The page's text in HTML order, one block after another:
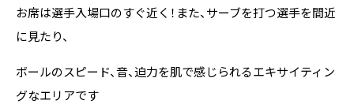
お席は選手入場口のすぐ近く！また、サーブを打つ選手を間近
に見たり、
ボールのスピード、音、迫力を肌で感じられるエキサイティン
グなエリアです